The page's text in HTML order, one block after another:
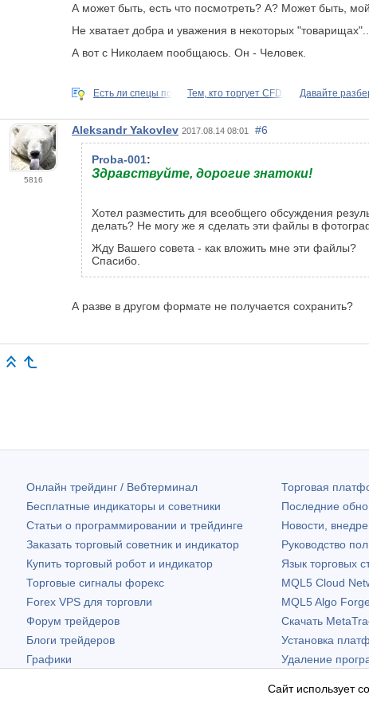
А может быть, есть что посмотреть? А? Может быть,
Не хватает добра и уважения в некоторых
А вот с Николаем пообщаюсь. Он - Человек.
Есть ли спецы по Тем, кто торгует CFD, Давайте
5816
Aleksandr Yakovlev 2017.08.14 08:01 #6
Proba-001:
Здравствуйте, дорогие знатоки!
Хотел разместить для всеобщего обсуждения
делать? Не могу же я сделать эти файлы в
Жду Вашего совета - как вложить мне эти файлы?
Спасибо.
А разве в другом формате не получается сохранить?
Онлайн трейдинг / Вебтерминал
Бесплатные индикаторы и советники
Статьи о программировании и трейдинге
Заказать торговый советник и индикатор
Купить торговый робот и индикатор
Торговые сигналы форекс
Forex VPS для торговли
Форум трейдеров
Блоги трейдеров
Графики
Торговая
Последние
Новости,
Руководство
Язык торговых
MQL5 Cloud
MQL5 Algo Forge
Скачать
Установка
Удаление
Сайт использует